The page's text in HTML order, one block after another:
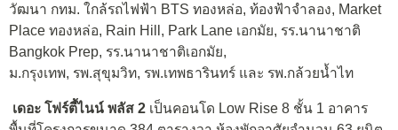
วัฒนา กทม. ใกล้รถไฟฟ้า BTS ทองหล่อ, ท้องฟ้าจำลอง, Market
Place ทองหล่อ, Rain Hill, Park Lane เอกมัย, รร.นานาชาติ
Bangkok Prep, รร.นานาชาติเอกมัย,
ม.กรุงเทพ, รพ.สุขุมวิท, รพ.เทพธารินทร์ และ รพ.กล้วยน้ำไท
เดอะ โฟร์ตี้ไนน์ พลัส 2 เป็นคอนโด Low Rise 8 ชั้น 1 อาคาร